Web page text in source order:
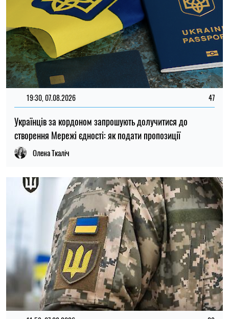
14:59, 05.08.2026 5436
В Україні готують пенсійну реформу: що зміниться у
виплатах, накопиченнях та спеціальних пенсіях
Ірина Де Люсто
12:37, 31.07.2026 4438